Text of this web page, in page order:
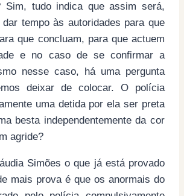
Sim, tudo indica que assim será,
tempo às autoridades para que
que concluam, para que actuem
e no caso de se confirmar a
nesse caso, há uma pergunta
deixar de colocar. O polícia
uma detida por ela ser preta
besta independentemente da cor
agride?
Simões o que já está provado
mais prova é que os anormais do